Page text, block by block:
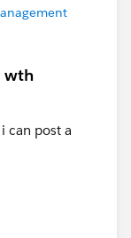
wth
can post a